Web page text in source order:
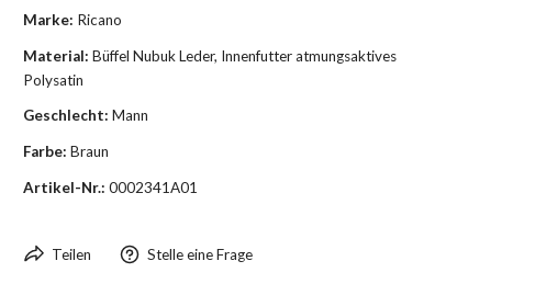
Marke: Ricano
Material: Büffel Nubuk Leder, Innenfutter atmungsaktives
Polysatin
Geschlecht: Mann
Farbe: Braun
Artikel-Nr.:0002341A01
Teilen Stelle eine Frage